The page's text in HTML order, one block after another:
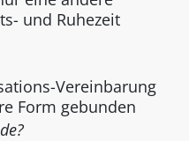
und Ruhezeit
Vereinbarung
Form gebunden